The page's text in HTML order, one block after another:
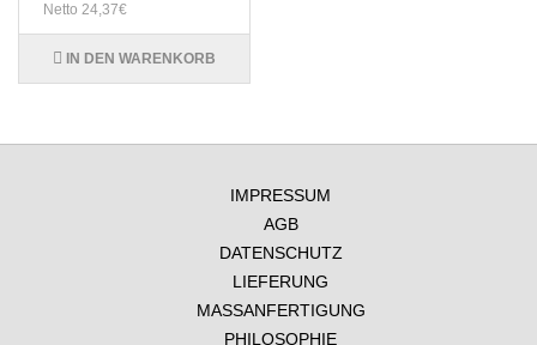
Netto 24,37€
IN DEN WARENKORB
IMPRESSUM
AGB
DATENSCHUTZ
LIEFERUNG
MASSANFERTIGUNG
PHILOSOPHIE